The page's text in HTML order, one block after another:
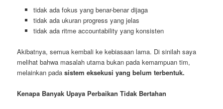
tidak ada fokus yang benar-benar dijaga
tidak ada ukuran progress yang jelas
tidak ada ritme accountability yang konsisten
Akibatnya, semua kembali ke kebiasaan lama. Di sinilah saya
melihat bahwa masalah utama bukan pada kemampuan tim,
melainkan padasistem eksekusi yang belum terbentuk.
Kenapa Banyak Upaya Perbaikan Tidak Bertahan